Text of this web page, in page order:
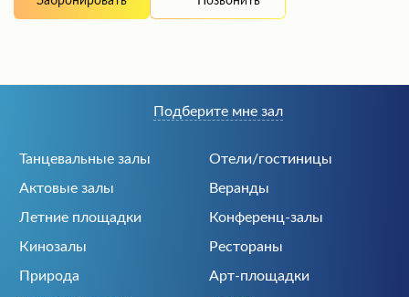
Танцевальные залы
Отели/гостиницы
Актовые залы
Веранды
Летние площадки
Конференц-залы
Кинозалы
Рестораны
Природа
Арт-площадки
Подберите мне зал